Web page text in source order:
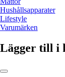
Hushållsapparater
Lifestyle
Varumärken
Lägger till i